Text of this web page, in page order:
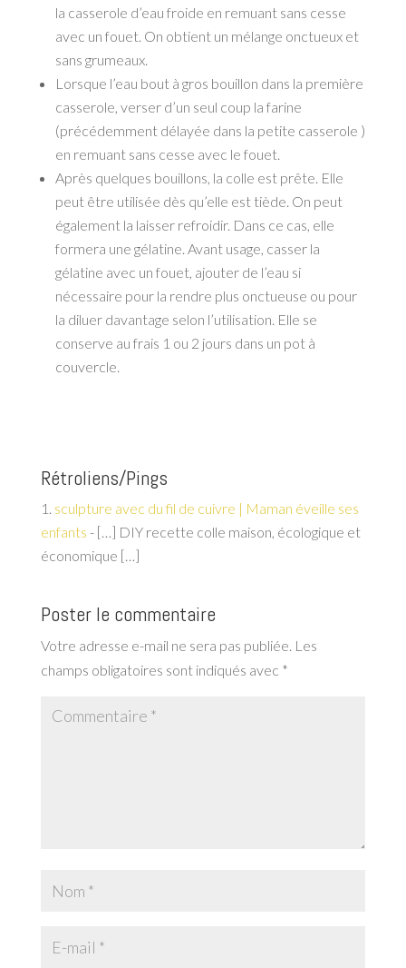
la casserole d’eau froide en remuant sans cesse
avec un fouet. On obtient un mélange onctueux et
sans grumeaux.
Lorsque l’eau bout à gros bouillon dans la première
casserole, verser d’un seul coup la farine
(précédemment délayée dans la petite casserole )
en remuant sans cesse avec le fouet.
Après quelques bouillons, la colle est prête. Elle
peut être utilisée dès qu’elle est tiède. On peut
également la laisser refroidir. Dans ce cas, elle
formera une gélatine. Avant usage, casser la
gélatine avec un fouet, ajouter de l’eau si
nécessaire pour la rendre plus onctueuse ou pour
la diluer davantage selon l’utilisation. Elle se
conserve au frais 1 ou 2 jours dans un pot à
couvercle.
Rétroliens/Pings
sculpture avec du fil de cuivre | Maman éveille ses
enfants - […] DIY recette colle maison, écologique et
économique […]
Poster le commentaire
Votre adresse e-mail ne sera pas publiée. Les
champs obligatoires sont indiqués avec *